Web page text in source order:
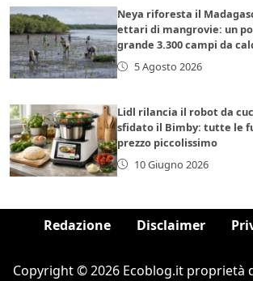
Neya riforesta il
ettari di mangrovie: un
grande 3.300 campi da
5 Agosto 2026
Lidl rilancia il robot da
sfidato il Bimby: tutte le
prezzo piccolissimo
10 Giugno 2026
Redazione Disclaimer
Copyright © 2026 Ecoblog.it proprietà